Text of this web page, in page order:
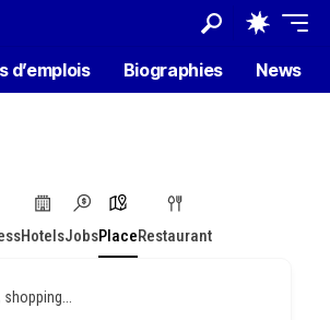
d’emplois Biographies News
HotelsJobsPlaceRestaurant